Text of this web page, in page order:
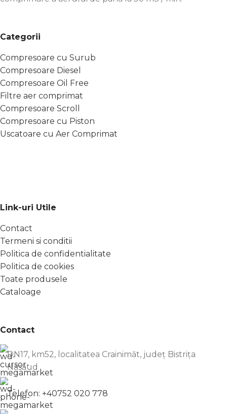
Categorii
Compresoare cu Surub
Compresoare Diesel
Compresoare Oil Free
Filtre aer comprimat
Compresoare Scroll
Compresoare cu Piston
Uscatoare cu Aer Comprimat
Link-uri Utile
Contact
Termeni si conditii
Politica de confidentialitate
Politica de cookies
Toate produsele
Cataloage
Contact
DN17, km52, localitatea Crainimăt, județ Bistrița
Năsăud
Telefon: +40752 020 778